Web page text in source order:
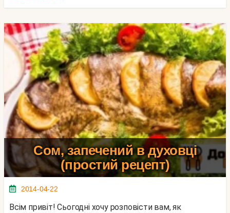
Сом, запечений в духовці
(простий рецепт)
2014-04-22
Всім привіт! Сьогодні хочу розповісти вам, як